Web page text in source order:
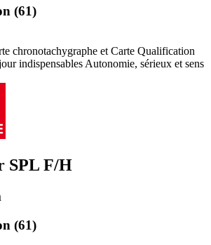
(61)
chronotachygraphe et Carte Qualification
indispensables Autonomie, sérieux et sens
SPL F/H
(61)